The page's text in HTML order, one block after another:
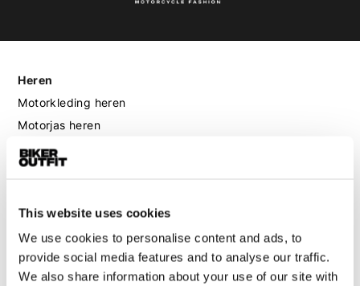
This website uses cookies
We use cookies to personalise content and ads, to
provide social media features and to analyse our traffic.
We also share information about your use of our site with
Heren
Motorkleding heren
Motorjas heren
Motorbroek heren
Motorpak heren
Motorhoodie heren
Motorhelm heren